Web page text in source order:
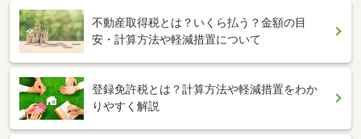
不動産取得税とは？いくら払う？金額の目
安・計算方法や軽減措置について
登録免許税とは？計算方法や軽減措置をわか
りやすく解説